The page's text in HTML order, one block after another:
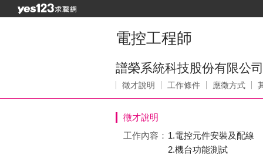
電控工程師
譜榮系統科技股份有限公司
徵才說明 工作條件 應徵方式
徵才說明
工作內容： 1.電控元件安裝及配線
2.機台功能測試